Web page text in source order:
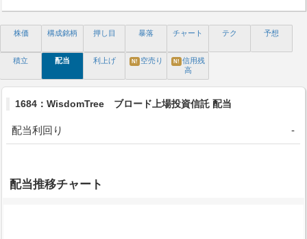
株価 構成銘柄 押し目 暴落 チャート テク 予想
積立 配当 利上げ N! 空売り N! 信用残
高
1684：WisdomTree ブロード上場投資信託 配当
配当利回り -
配当推移チャート